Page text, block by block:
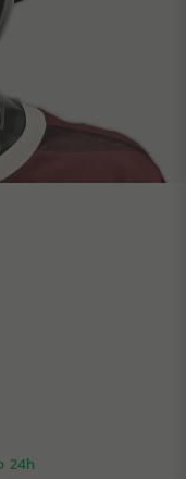
24h